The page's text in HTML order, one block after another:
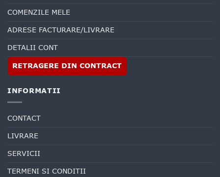
COMENZILE MELE
ADRESE FACTURARE/LIVRARE
DETALII CONT
RETRAGERE DIN CONTRACT
INFORMATII
CONTACT
LIVRARE
SERVICII
TERMENI SI CONDITII